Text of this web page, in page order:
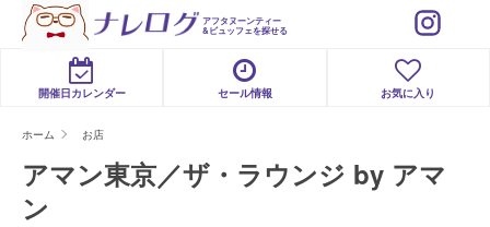
アフタヌーンティー
&ビュッフェを探せる
開催日カレンダー セール情報 お気に入り
ホーム お店
アマン東京／ザ・ラウンジ by アマ
ン